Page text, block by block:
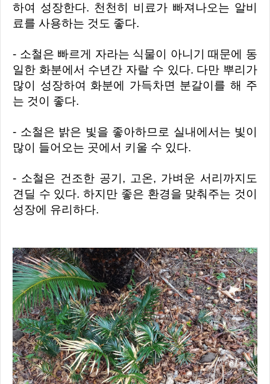
하여 성장한다. 천천히 비료가 빠져나오는 알비
료를 사용하는 것도 좋다.
- 소철은 빠르게 자라는 식물이 아니기 때문에 동
일한 화분에서 수년간 자랄 수 있다. 다만 뿌리가
많이 성장하여 화분에 가득차면 분갈이를 해 주
는 것이 좋다.
- 소철은 밝은 빛을 좋아하므로 실내에서는 빛이
많이 들어오는 곳에서 키울 수 있다.
- 소철은 건조한 공기, 고온, 가벼운 서리까지도
견딜 수 있다. 하지만 좋은 환경을 맞춰주는 것이
성장에 유리하다.